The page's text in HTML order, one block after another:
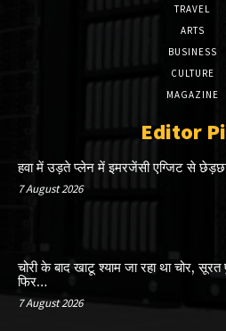
TRAVEL
ARTS
BUSINESS
CULTURE
MAGAZINE
Editor
हवा में उड़ते प्लेन में इमरजेंसी एग्जिट से
7 August 2026
चोरी के बाद खाटू श्याम जा रहा था चोर, सूरत
फिर…
7 August 2026